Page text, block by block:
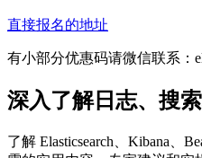
直接报名的地址
有小部分优惠码请微信联系：
深入了解日志、搜
了解 Elasticsearch、Kibana、